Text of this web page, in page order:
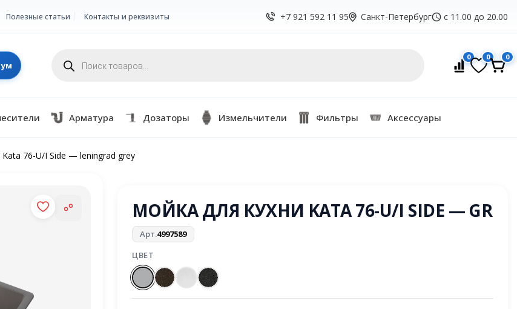
Полезные статьи Контакты и реквизиты +7 921 592 11 95 Санкт-Петербург с 11.00 до 20.00
товаров 0 0 0
Арматура Дозаторы Измельчители Фильтры Аксессуары
76-U/I Side — leningrad grey
МОЙКА ДЛЯ КУХНИ KATA 76-U/I SIDE — GR
Арт.4997589
ЦВЕТ